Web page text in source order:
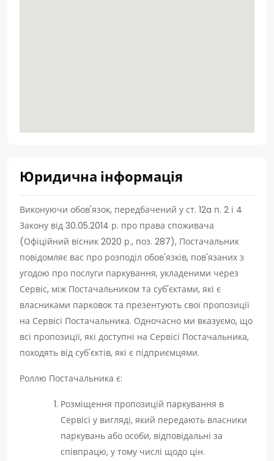
Юридична інформація
Виконуючи обов'язок, передбачений у ст. 12a п. 2 і 4
Закону від 30.05.2014 р. про права споживача
(Офіційний вісник 2020 р., поз. 287), Постачальник
повідомляє вас про розподіл обов'язків, пов'язаних з
угодою про послуги паркування, укладеними через
Сервіс, між Постачальником та суб'єктами, які є
власниками парковок та презентують свої пропозиції
на Сервісі Постачальника. Одночасно ми вказуємо, що
всі пропозиції, які доступні на Сервісі Постачальника,
походять від суб'єктів, які є підприємцями.
Роллю Постачальника є:
Розміщення пропозицій паркування в
Сервісі у вигляді, який передають власники
паркувань або особи, відповідальні за
співпрацю, у тому числі щодо цін.